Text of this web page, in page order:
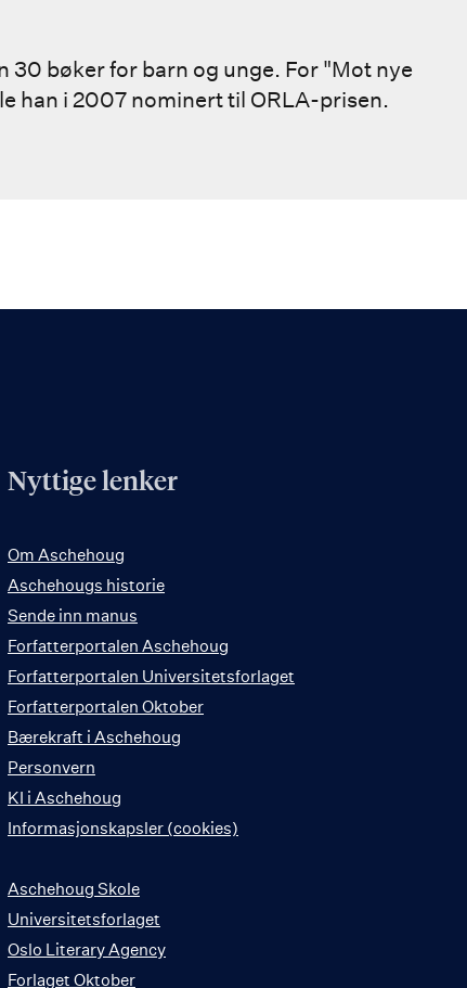
30 bøker for barn og unge. For "Mot nye
han i 2007 nominert til ORLA-prisen.
Nyttige lenker
Om Aschehoug
Aschehougs historie
Sende inn manus
Forfatterportalen Aschehoug
Forfatterportalen Universitetsforlaget
Forfatterportalen Oktober
Bærekraft i Aschehoug
Personvern
KI i Aschehoug
Informasjonskapsler (cookies)
Aschehoug Skole
Universitetsforlaget
Oslo Literary Agency
Forlaget Oktober